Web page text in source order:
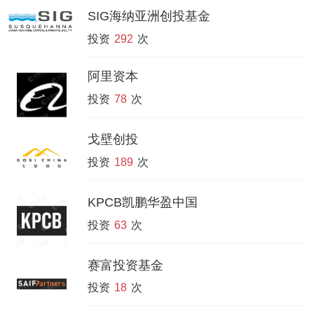
SIG海纳亚洲创投基金
投资 292 次
阿里资本
投资 78 次
戈壁创投
投资 189 次
KPCB凯鹏华盈中国
投资 63 次
赛富投资基金
投资 18 次